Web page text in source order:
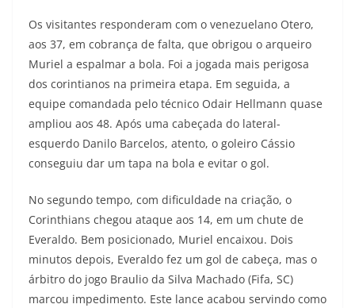
Os visitantes responderam com o venezuelano Otero,
aos 37, em cobrança de falta, que obrigou o arqueiro
Muriel a espalmar a bola. Foi a jogada mais perigosa
dos corintianos na primeira etapa. Em seguida, a
equipe comandada pelo técnico Odair Hellmann quase
ampliou aos 48. Após uma cabeçada do lateral-
esquerdo Danilo Barcelos, atento, o goleiro Cássio
conseguiu dar um tapa na bola e evitar o gol.
No segundo tempo, com dificuldade na criação, o
Corinthians chegou ataque aos 14, em um chute de
Everaldo. Bem posicionado, Muriel encaixou. Dois
minutos depois, Everaldo fez um gol de cabeça, mas o
árbitro do jogo Braulio da Silva Machado (Fifa, SC)
marcou impedimento. Este lance acabou servindo como